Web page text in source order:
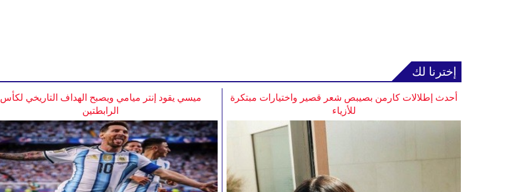
إخترنا لك
ميسي يقود إنتر ميامي ويصبح الهداف التاريخي لكأس
الرابطتين
أحدث إطلالات كارمن بصيبص شعر قصير واختيارات مبتكرة
للأزياء